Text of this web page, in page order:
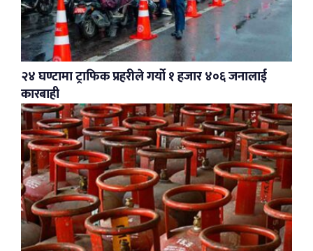
२४ घण्टामा ट्राफिक प्रहरीले गर्यो १ हजार ४०६ जनालाई
कारबाही